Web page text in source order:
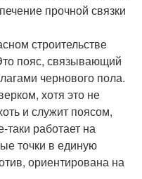
прочной связки
строительстве
пояс, связывающий
чернового пола.
хотя это не
и служит поясом,
работает на
точки в единую
ориентирована на